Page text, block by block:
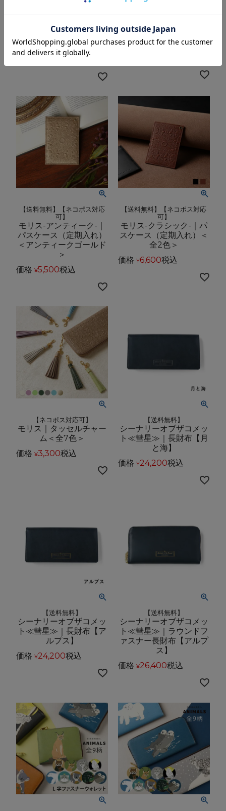
【送料無料】
モリス-クラシック-｜カ
ードケース（名刺入れ）
＜全2色＞
税込
【送料無料】【ネコポス対応
モリス｜パスケース（定
期入れ）＜全6色＞
【送料無料】【ネコポス対応
可】
モリス-アンティーク-｜
パスケース（定期入れ）
＜アンティークゴールド
＞
価格 ¥5,500税込
【送料無料】【ネコポス対応
可】
モリス-クラシック-｜パ
スケース（定期入れ）＜
全2色＞
価格 ¥6,600税込
【ネコポス対応可】
モリス｜タッセルチャー
ム＜全7色＞
価格 ¥3,300税込
【送料無料】
シーナリーオブザコメッ
ト≪彗星≫｜長財布【月
と海】
価格 ¥24,200税込
【送料無料】
シーナリーオブザコメッ
ト≪彗星≫｜長財布【ア
ルプス】
価格 ¥24,200税込
【送料無料】
シーナリーオブザコメッ
ト≪彗星≫｜ラウンドフ
ァスナー長財布【アルプ
ス】
価格 ¥26,400税込